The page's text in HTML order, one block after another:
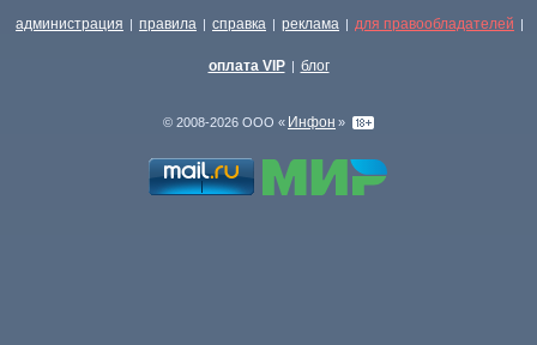
администрация | правила | справка | реклама | для правообладателей |
оплата VIP | блог
© 2008-2026 ООО « Инфон »